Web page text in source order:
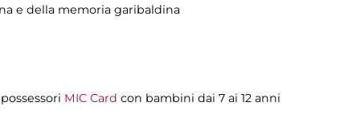
e della memoria garibaldina
MIC Card con bambini dai 7 ai 12 anni